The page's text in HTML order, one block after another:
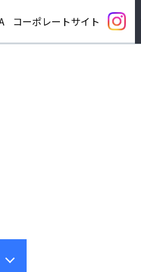
コーポレートサイト